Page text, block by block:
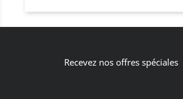
Recevez nos offres spéciales